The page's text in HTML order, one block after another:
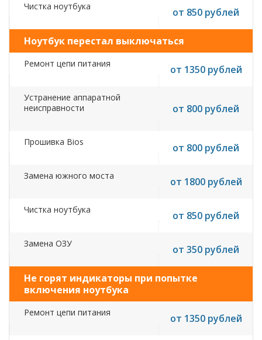
Чистка ноутбука от 850 рублей
Ноутбук перестал выключаться
Ремонт цепи питания от 1350 рублей
Устранение аппаратной
неисправности
от 800 рублей
Прошивка Bios от 800 рублей
Замена южного моста от 1800 рублей
Чистка ноутбука от 850 рублей
Замена ОЗУ от 350 рублей
Не горят индикаторы при попытке
включения ноутбука
Ремонт цепи питания от 1350 рублей